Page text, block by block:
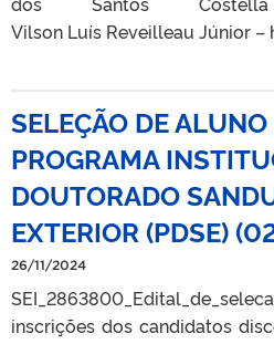
Vilson Luís Reveilleau Júnior –
SELEÇÃO DE
PROGRAMA
DOUTORADO
EXTERIOR (PDSE)
26/11/2024
inscrições dos candidatos